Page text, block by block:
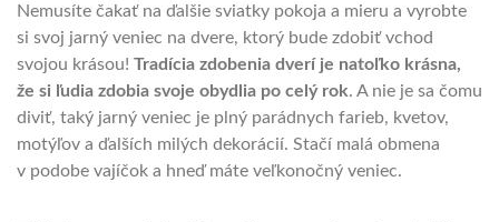
Nemusíte čakať na ďalšie sviatky pokoja a mieru a vyrobte
si svoj jarný veniec na dvere, ktorý bude zdobiť vchod
svojou krásou! Tradícia zdobenia dverí je natoľko krásna,
že si ľudia zdobia svoje obydlia po celý rok. A nie je sa čomu
diviť, taký jarný veniec je plný parádnych farieb, kvetov,
motýľov a ďalších milých dekorácií. Stačí malá obmena
v podobe vajíčok a hneď máte veľkonočný veniec.